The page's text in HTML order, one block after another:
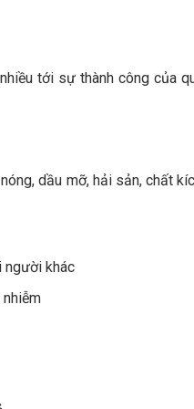
tới sự thành công của
dầu mỡ, hải sản, chất
người khác